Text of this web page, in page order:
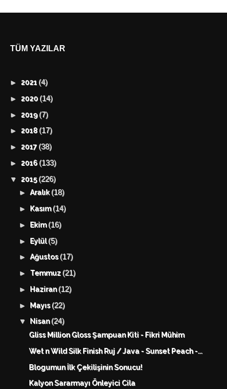
TÜM YAZILAR
► 2021 (4)
► 2020 (14)
► 2019(7)
► 2018 (17)
► 2017 (38)
► 2016 (133)
▼ 2015(226)
►Aralık(18)
► Kasım(14)
► Ekim(16)
► Eylül(5)
►Ağustos(17)
► Temmuz (21)
► Haziran(12)
► Mayıs(22)
▼ Nisan(24)
Gliss Million Gloss Şampuan Kiti - Fikri Mühim
Wet n Wild Silk Finish Ruj / Java - Sunset Peach -...
Blogumun İlk Çekilişinin Sonucu!
Kalyon Sararmayı Önleyici Cila